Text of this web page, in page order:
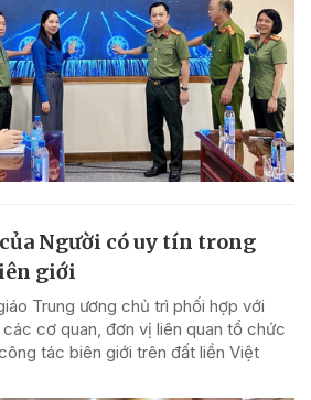
Người có uy tín trong
giới
Trung ương chủ trì phối hợp với
cơ quan, đơn vị liên quan tổ chức
tác biên giới trên đất liền Việt